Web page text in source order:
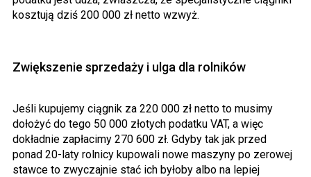
kosztują dziś 200 000 zł netto wzwyż.
Zwiększenie sprzedaży i ulga dla rolników
Jeśli kupujemy ciągnik za 220 000 zł netto to musimy
dołożyć do tego 50 000 złotych podatku VAT, a więc
dokładnie zapłacimy 270 600 zł. Gdyby tak jak przed
ponad 20-laty rolnicy kupowali nowe maszyny po zerowej
stawce to zwyczajnie stać ich byłoby albo na lepiej